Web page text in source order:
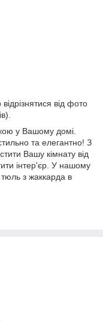
від фото
у Вашому домі.
та елегантно! З
Вашу кімнату від
інтер'єр. У нашому
з жаккарда в